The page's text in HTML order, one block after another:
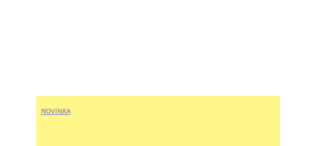
NOVINKA